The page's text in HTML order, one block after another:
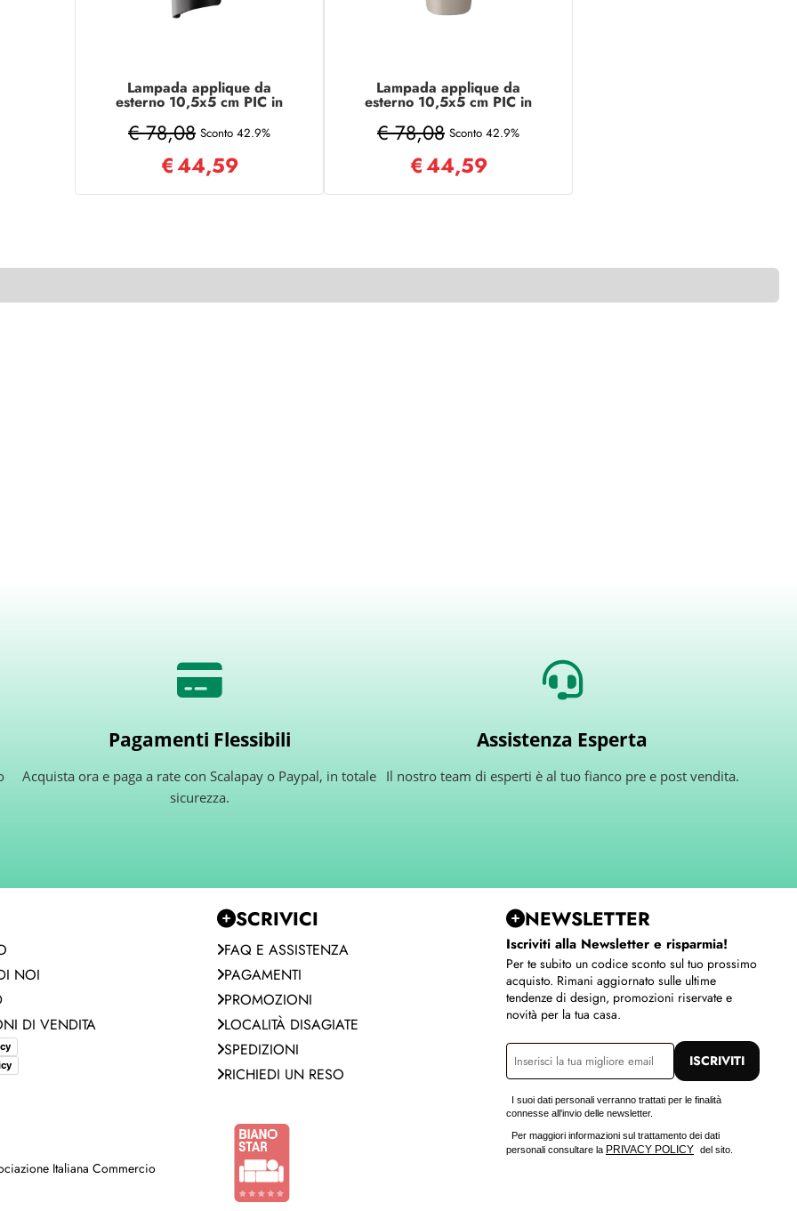
Lampada applique da
esterno 10,5x5 cm PIC in
alluminio verniciato Nero
€ 78,08 Sconto 42.9%
€44,59
Lampada applique da
esterno 10,5x5 cm PIC in
alluminio verniciato Silver
€ 78,08 Sconto 42.9%
€44,59
Pagamenti Flessibili
Acquista ora e paga a rate con Scalapay o Paypal, in totale
sicurezza.
Assistenza Esperta
Il nostro team di esperti è al tuo fianco pre e post vendita.
NOI
DI VENDITA
SCRIVICI
FAQ E ASSISTENZA
PAGAMENTI
PROMOZIONI
LOCALITÀ DISAGIATE
SPEDIZIONI
RICHIEDI UN RESO
NEWSLETTER
Iscriviti alla Newsletter e risparmia!
Per te subito un codice sconto sul tuo prossimo
acquisto. Rimani aggiornato sulle ultime
tendenze di design, promozioni riservate e
novità per la tua casa.
ISCRIVITI
I suoi dati personali verranno trattati per le finalità
connesse all'invio delle newsletter.
Per maggiori informazioni sul trattamento dei dati
personali consultare la PRIVACY POLICY del sito.